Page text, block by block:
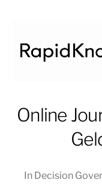
DECISION
™
Online
In Decision